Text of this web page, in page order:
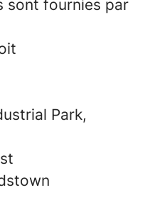
sont fournies par
Park,